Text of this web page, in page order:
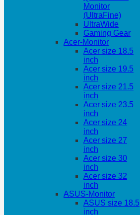
Monitor
(UltraFine)
UltraWide
Gaming Gear
Acer-Monitor
Acer size 18.5
inch
Acer size 19.5
inch
Acer size 21.5
inch
Acer size 23.5
inch
Acer size 24
inch
Acer size 27
inch
Acer size 30
inch
Acer size 32
inch
ASUS-Monitor
ASUS size 18.5
inch